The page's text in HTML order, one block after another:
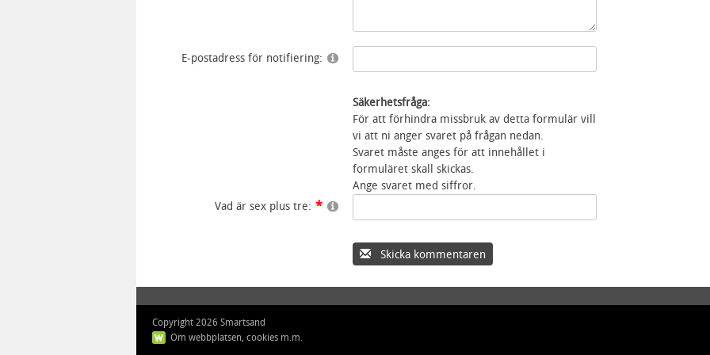
E-postadress för notifiering:
Säkerhetsfråga:
För att förhindra missbruk av detta formulär vill
vi att ni anger svaret på frågan nedan.
Svaret måste anges för att innehållet i
formuläret skall skickas.
Ange svaret med siffror.
Vad är sex plus tre:
Skicka kommentaren
Copyright 2026 Smartsand
Om webbplatsen, cookies m.m.